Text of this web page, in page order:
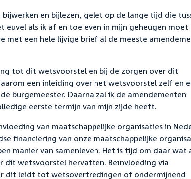
en bijlezen, gelet op de lange tijd die
euvel als ik af en toe even in mijn geheugen moet
met een hele lijvige brief al de meeste
tot dit wetsvoorstel en bij de zorgen over dit
een inleiding over het wetsvoorstel zelf en
burgemeester. Daarna zal ik de amendementen
eerste termijn van mijn zijde heeft.
van maatschappelijke organisaties in
financiering van onze maatschappelijke
manier van samenleven. Het is tijd om daar wat
dit wetsvoorstel hervatten. Beïnvloeding via
dit leidt tot wetsovertredingen of ondermijnend